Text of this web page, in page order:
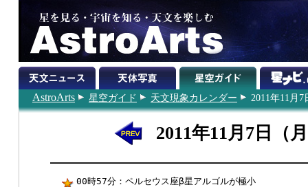
AstroArts 星空ガイド 天文現象カレンダー 2011年11月7
2011年11月7日（
00時57分：ペルセウス座β星アルゴルが極小